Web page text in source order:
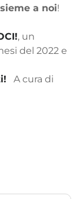
a noi!
, un
del 2022 e
A cura di